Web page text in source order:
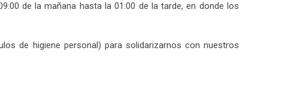
de la mañana hasta la 01:00 de la tarde, en donde los
de higiene personal) para solidarizarnos con nuestros